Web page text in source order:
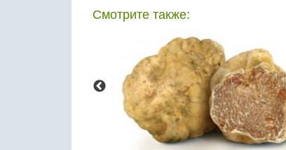
Смотрите также: